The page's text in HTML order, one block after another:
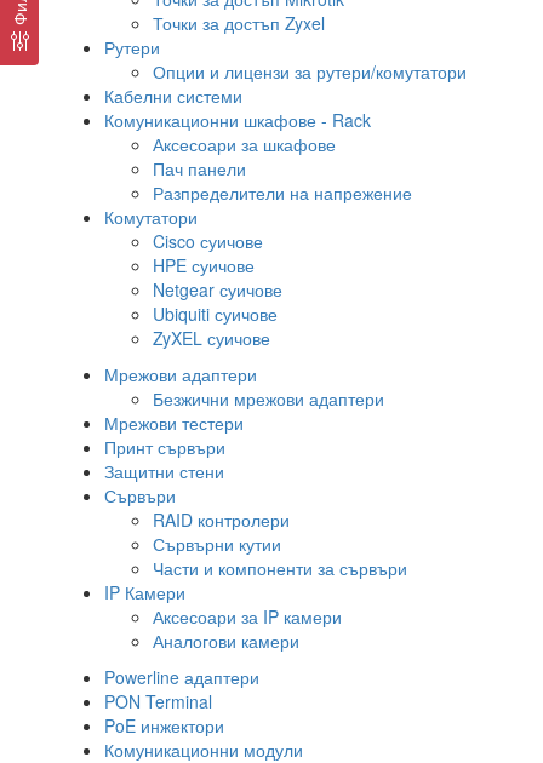
Точки за достъп Zyxel
Рутери
Опции и лицензи за рутери/комутатори
Кабелни системи
Комуникационни шкафове - Rack
Аксесоари за шкафове
Пач панели
Разпределители на напрежение
Комутатори
Cisco суичове
HPE суичове
Netgear суичове
Ubiquiti суичове
ZyXEL суичове
Мрежови адаптери
Безжични мрежови адаптери
Мрежови тестери
Принт сървъри
Защитни стени
Сървъри
RAID контролери
Сървърни кутии
Части и компоненти за сървъри
IP Камери
Аксесоари за IP камери
Аналогови камери
Powerline адаптери
PON Terminal
PoE инжектори
Комуникационни модули